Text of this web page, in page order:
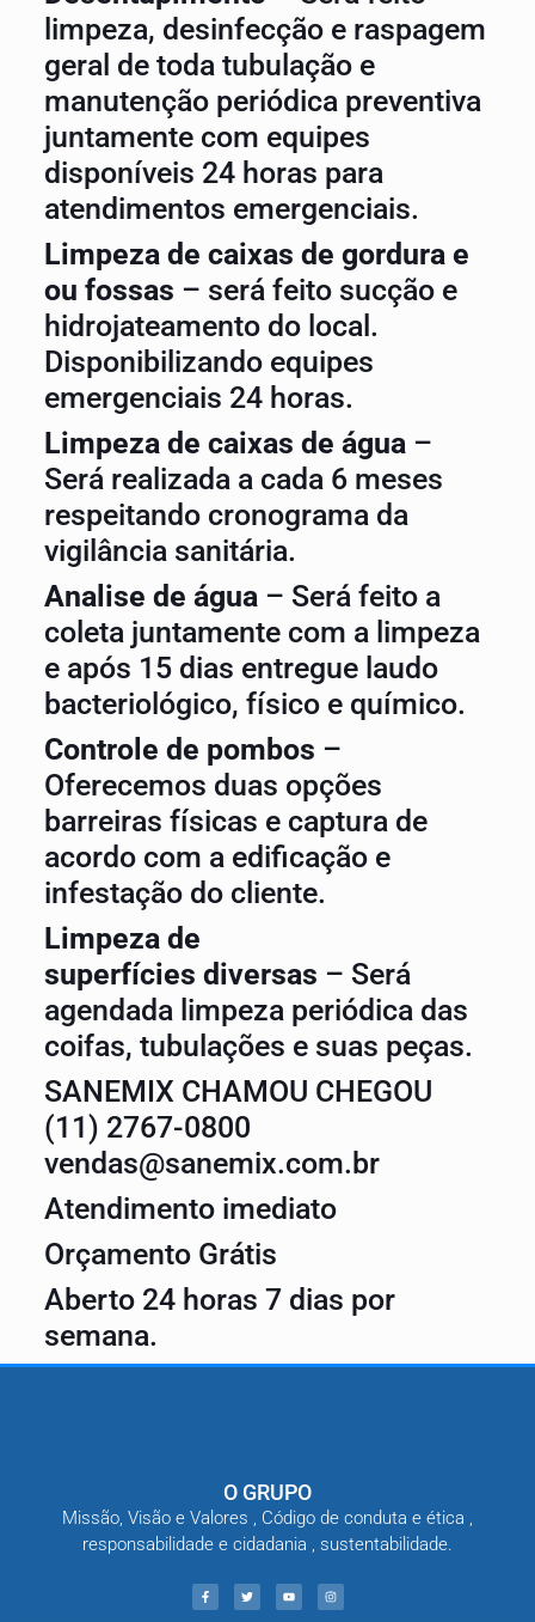
limpeza, desinfecção e raspagem
geral de toda tubulação e
manutenção periódica preventiva
juntamente com equipes
disponíveis 24 horas para
atendimentos emergenciais.
Limpeza de caixas de gordura e
ou fossas – será feito sucção e
hidrojateamento do local.
Disponibilizando equipes
emergenciais 24 horas.
Limpeza de caixas de água–
Será realizada a cada 6 meses
respeitando cronograma da
vigilância sanitária.
Analise de água– Será feito a
coleta juntamente com a limpeza
e após 15 dias entregue laudo
bacteriológico, físico e químico.
Controle de pombos –
Oferecemos duas opções
barreiras físicas e captura de
acordo com a edificação e
infestação do cliente.
Limpeza de
superfícies diversas – Será
agendada limpeza periódica das
coifas, tubulações e suas peças.
SANEMIX CHAMOU CHEGOU
(11) 2767-0800
vendas@sanemix.com.br
Atendimento imediato
Orçamento Grátis
Aberto 24 horas 7 dias por
semana.
O GRUPO
Missão, Visão e Valores , Código de conduta e ética ,
responsabilidade e cidadania , sustentabilidade.